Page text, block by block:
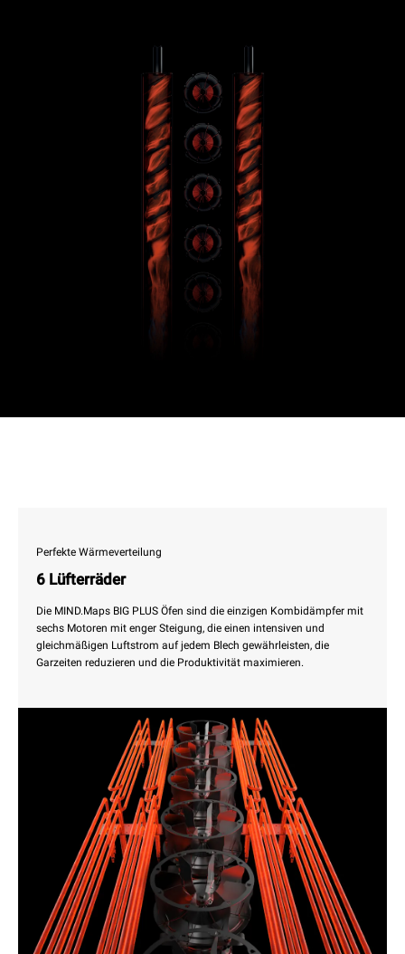
Perfekte Wärmeverteilung
6 Lüfterräder
Die MIND.Maps BIG PLUS Öfen sind die einzigen Kombidämpfer mit
sechs Motoren mit enger Steigung, die einen intensiven und
gleichmäßigen Luftstrom auf jedem Blech gewährleisten, die
Garzeiten reduzieren und die Produktivität maximieren.